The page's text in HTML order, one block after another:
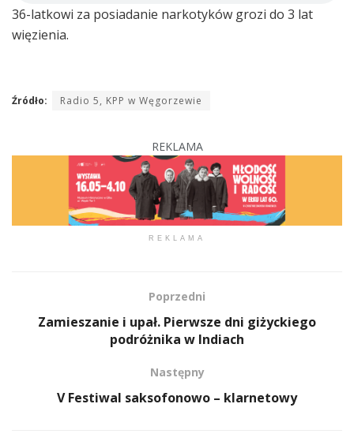
36-latkowi za posiadanie narkotyków grozi do 3 lat
więzienia.
Źródło: Radio 5, KPP w Węgorzewie
REKLAMA
REKLAMA
Poprzedni
Zamieszanie i upał. Pierwsze dni giżyckiego
podróżnika w Indiach
Następny
V Festiwal saksofonowo – klarnetowy